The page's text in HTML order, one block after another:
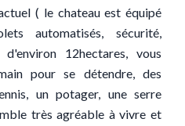
( le chateau est équipé
automatisés, sécurité,
12hectares, vous
pour se détendre, des
un potager, une serre
très agréable à vivre et